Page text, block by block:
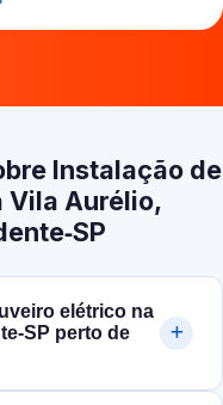
Instalação de
Vila Aurélio,
elétrico na
perto de